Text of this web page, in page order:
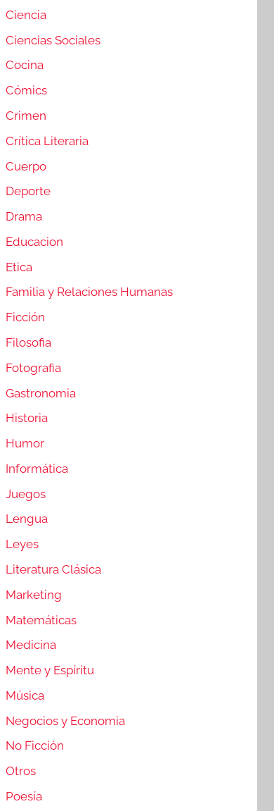
Ciencia
Ciencias Sociales
Cocina
Cómics
Crimen
Crítica Literaria
Cuerpo
Deporte
Drama
Educacion
Etica
Familia y Relaciones Humanas
Ficción
Filosofia
Fotografia
Gastronomia
Historia
Humor
Informática
Juegos
Lengua
Leyes
Literatura Clásica
Marketing
Matemáticas
Medicina
Mente y Espíritu
Música
Negocios y Economia
No Ficción
Otros
Poesía